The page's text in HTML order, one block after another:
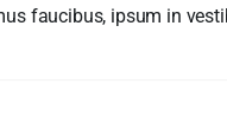
faucibus, ipsum in